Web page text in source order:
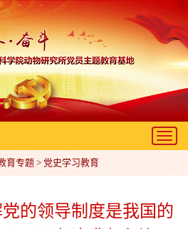
育专题 > 党史学习教育
党的领导制度是我国的